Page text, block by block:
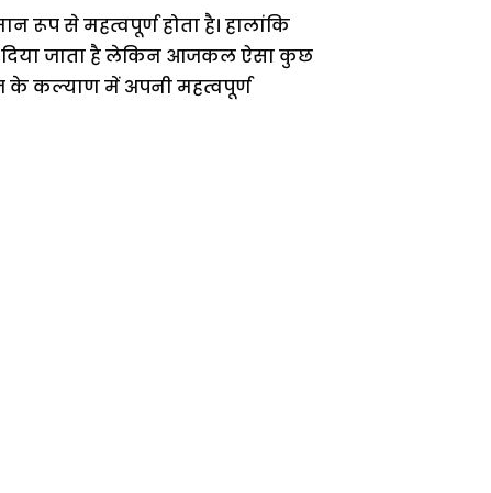
से महत्वपूर्ण होता है। हालांकि
दिया जाता है लेकिन आजकल ऐसा कुछ
के कल्याण में अपनी महत्वपूर्ण